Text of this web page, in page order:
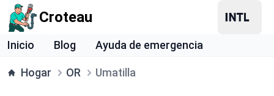
Croteau
Inicio Blog Ayuda de emergencia
Hogar OR Umatilla